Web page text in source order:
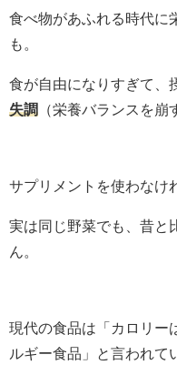
食べ物があふれる時代に
も。
食が自由になりすぎて、
失調 （栄養バランスを崩
サプリメントを使わなけ
実は同じ野菜でも、昔と
ん。
現代の食品は「カロリー
ルギー食品」と言われて